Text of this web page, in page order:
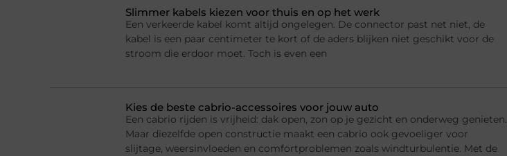
Slimmer kabels kiezen voor thuis en op het werk
Een verkeerde kabel komt altijd ongelegen. De connector past net niet, de
kabel is een paar centimeter te kort of de aders blijken niet geschikt voor de
stroom die erdoor moet. Toch is even een
Kies de beste cabrio-accessoires voor jouw auto
Een cabrio rijden is vrijheid: dak open, zon op je gezicht en onderweg genieten.
Maar diezelfde open constructie maakt een cabrio ook gevoeliger voor
slijtage, weersinvloeden en comfortproblemen zoals windturbulentie. Met de